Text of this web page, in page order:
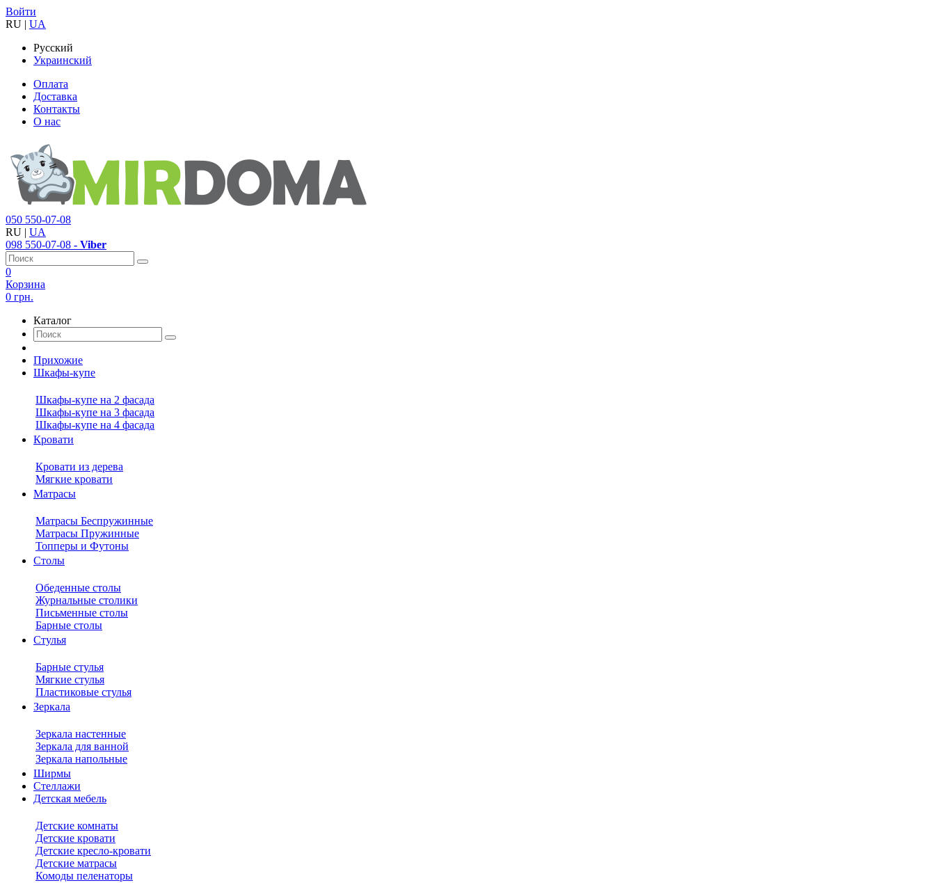
Войти
RU | UA
Русский
Украинский
Оплата
Доставка
Контакты
О нас
050 550-07-08
RU | UA
098 550-07-08 - Viber
0
Корзина
0 грн.
Каталог
Прихожие
Шкафы-купе
Шкафы-купе на 2 фасада
Шкафы-купе на 3 фасада
Шкафы-купе на 4 фасада
Кровати
Кровати из дерева
Мягкие кровати
Матрасы
Матрасы Беспружинные
Матрасы Пружинные
Топперы и Футоны
Столы
Обеденные столы
Журнальные столики
Письменные столы
Барные столы
Стулья
Барные стулья
Мягкие стулья
Пластиковые стулья
Зеркала
Зеркала настенные
Зеркала для ванной
Зеркала напольные
Ширмы
Стеллажи
Детская мебель
Детские комнаты
Детские кровати
Детские кресло-кровати
Детские матрасы
Комоды пеленаторы